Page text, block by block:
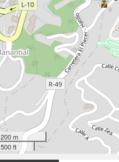
200 m
500 ft